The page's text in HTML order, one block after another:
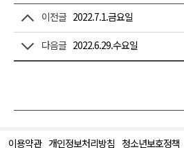
이전글 2022.7.1.금요일
다음글 2022.6.29.수요일
이용약관 개인정보처리방침 청소년보호정책